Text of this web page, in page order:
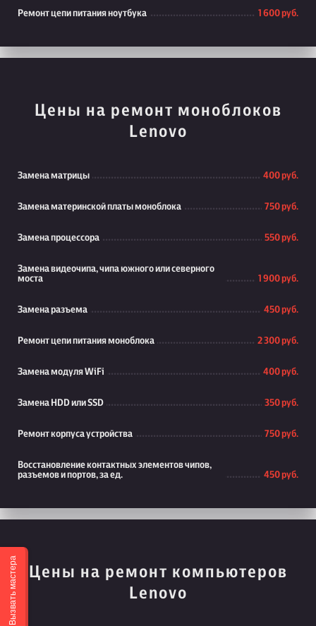
Ремонт цепи питания ноутбука 1 600 руб.
Цены на ремонт моноблоков
Lenovo
Замена матрицы 400 руб.
Замена материнской платы моноблока 750 руб.
Замена процессора 550 руб.
Замена видеочипа, чипа южного или северного
моста
1 900 руб.
Замена разъема 450 руб.
Ремонт цепи питания моноблока 2 300 руб.
Замена модуля WiFi 400 руб.
Замена HDD или SSD 350 руб.
Ремонт корпуса устройства 750 руб.
Восстановление контактных элементов чипов,
разъемов и портов, за ед.
450 руб.
Цены на ремонт компьютеров
Lenovo
Вызвать мастера